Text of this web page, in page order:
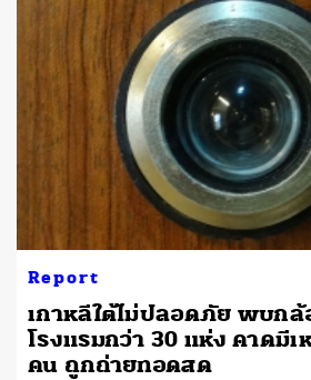
Report
เกาหลีใต้ไม่ปลอดภัย พบกล้
โรงแรมกว่า 30 แห่ง คาดมีเ
คน ถูกถ่ายทอดสด